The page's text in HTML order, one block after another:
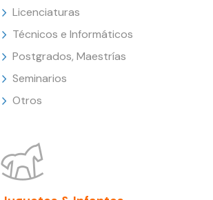
Licenciaturas
Técnicos e Informáticos
Postgrados, Maestrías
Seminarios
Otros